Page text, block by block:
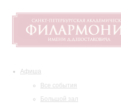
Афиша
Все события
Большой зал